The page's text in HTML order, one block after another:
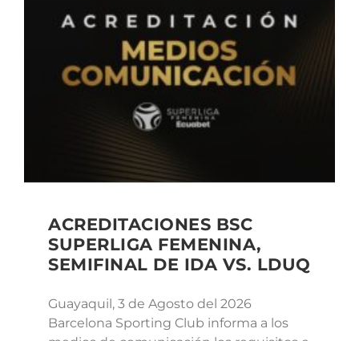
ACREDITACIONES BSC
SUPERLIGA FEMENINA,
SEMIFINAL DE IDA VS. LDUQ
Guayaquil, 3 de Agosto del 2026
Barcelona Sporting Club informa a los